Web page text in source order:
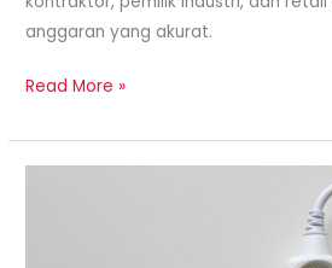
anggaran yang akurat.
Read More »